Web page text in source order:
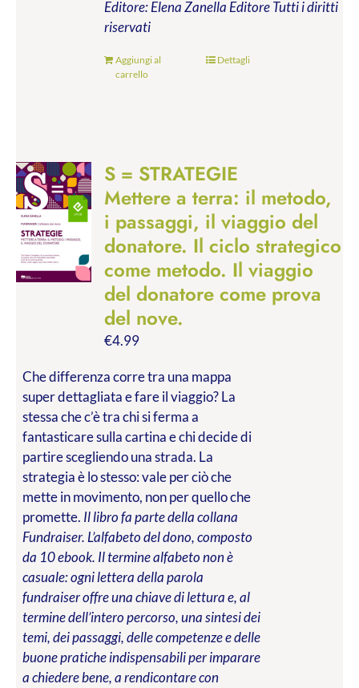
Editore: Elena Zanella EditoreTutti i diritti
riservati
Aggiungi al
carrello
Dettagli
S = STRATEGIE
Mettere a terra: il metodo,
i passaggi, il viaggio del
donatore. Il ciclo strategico
come metodo. Il viaggio
del donatore come prova
del nove.
€4.99
Che differenza corre tra una mappa
super dettagliata e fare il viaggio? La
stessa che c’è tra chi si ferma a
fantasticare sulla cartina e chi decide di
partire scegliendo una strada. La
strategia è lo stesso: vale per ciò che
mette in movimento, non per quello che
promette. Il libro fa parte della collana
Fundraiser. L’alfabeto del dono, composto
da 10 ebook. Il termine alfabeto non è
casuale: ogni lettera della parola
fundraiser offre una chiave di lettura e, al
termine dell’intero percorso, una sintesi dei
temi, dei passaggi, delle competenze e delle
buone pratiche indispensabili per imparare
a chiedere bene, a rendicontare con